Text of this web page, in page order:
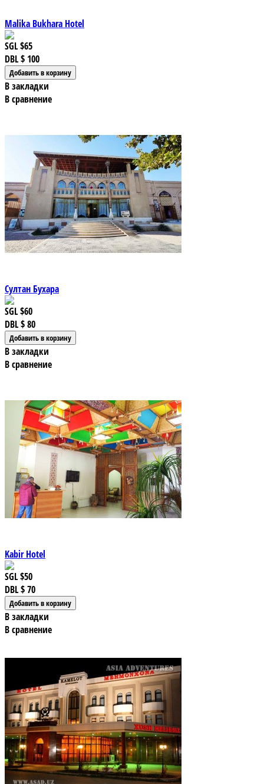
Malika Bukhara Hotel
SGL$65
DBL$ 100
В закладки
В сравнение
Султан Бухара
SGL$60
DBL$ 80
В закладки
В сравнение
Kabir Hotel
SGL$50
DBL$ 70
В закладки
В сравнение